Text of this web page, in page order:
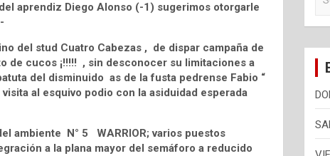
aprendiz Diego Alonso (-1) sugerimos otorgarle
del stud Cuatro Cabezas , de dispar campaña de
de cucos ¡!!!!! , sin desconocer su limitaciones a
del disminuido as de la fusta pedrense Fabio “
visita al esquivo podio con la asiduidad esperada
ambiente N° 5 WARRIOR; varios puestos
a la plana mayor del semáforo a reducido
c